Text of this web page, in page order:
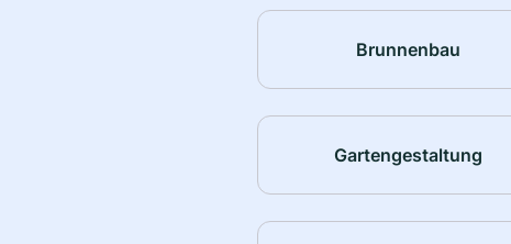
Brunnenbau
Gartengestaltung